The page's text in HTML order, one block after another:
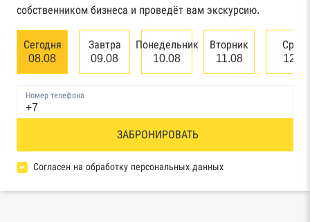
арбитражного суда
Единый федеральный реестр сведений о
банкротстве юридических лиц
банкротстве физических лиц
Реестр товарных знаков и знаков обслуживания
Роспатента
собственником бизнеса и проведёт вам экскурсию.
Сегодня
08.08
Завтра
09.08
Понедельник
10.08
Вторник
11.08
12.08
Номер телефона
ЗАБРОНИРОВАТЬ
Согласен на обработку персональных данных